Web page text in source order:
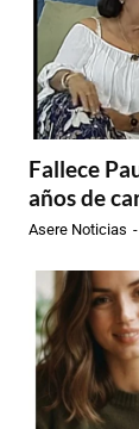
Fallece
años de
Asere Noticias -